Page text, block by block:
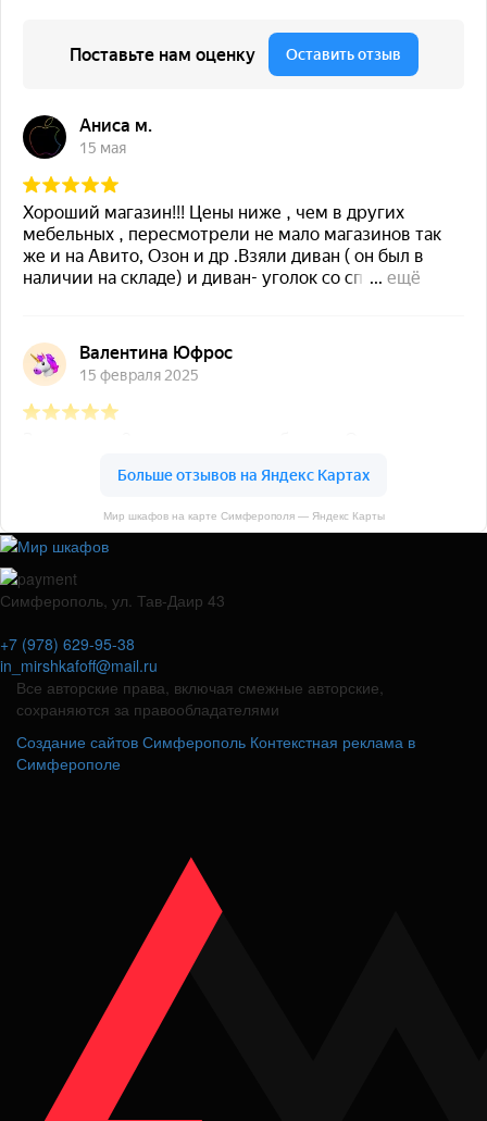
Мир шкафов на карте Симферополя — Яндекс Карты
Симферополь, ул. Тав-Даир 43
+7 (978) 629-95-38
in_mirshkafoff@mail.ru
Все авторские права, включая смежные авторские,
сохраняются за правообладателями
Создание сайтов Симферополь Контекстная реклама в
Симферополе